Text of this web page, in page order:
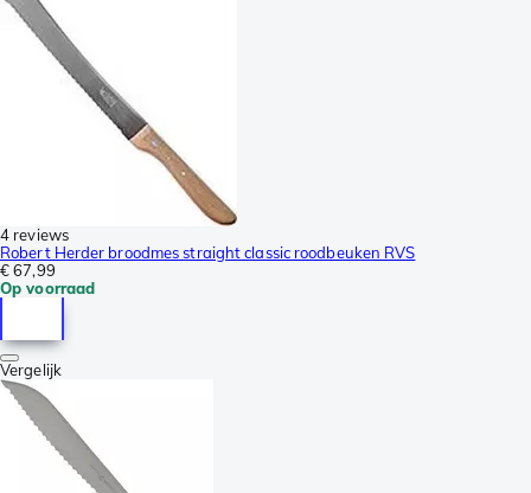
4 reviews
Robert Herder broodmes straight classic roodbeuken RVS
€ 67,99
Op voorraad
Vergelijk